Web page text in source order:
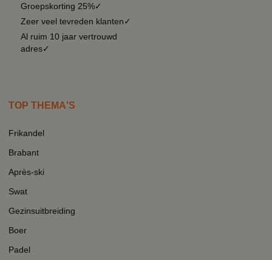
Groepskorting 25%✓
Zeer veel tevreden klanten✓
Al ruim 10 jaar vertrouwd
adres✓
TOP THEMA'S
Frikandel
Brabant
Après-ski
Swat
Gezinsuitbreiding
Boer
Padel